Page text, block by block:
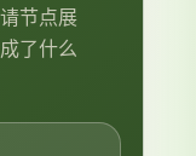
节点展
了什么